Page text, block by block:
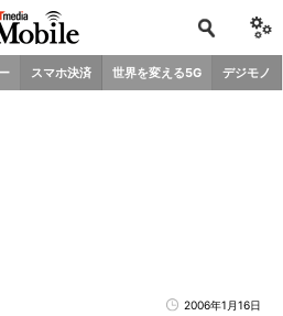
スマホ決済 世界を変える5G デジモノ
2006年1月16日